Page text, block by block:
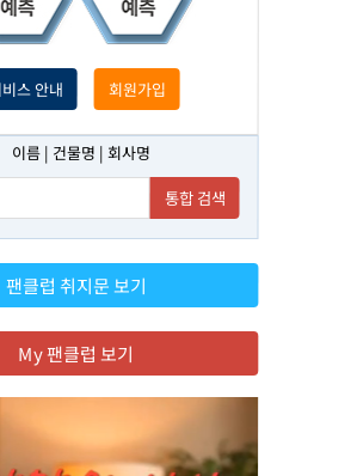
스 안내 회원가입
이름 | 건물명 | 회사명
통합 검색
팬클럽 취지문 보기
My 팬클럽 보기